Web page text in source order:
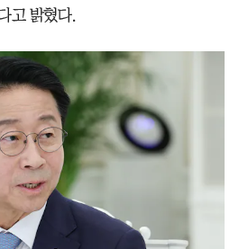
고 밝혔다.